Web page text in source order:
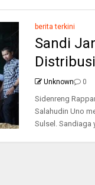
berita terkini
Sandi
Unknown 0
Sidenreng
Salahudin Uno
Sulsel. Sandiaga